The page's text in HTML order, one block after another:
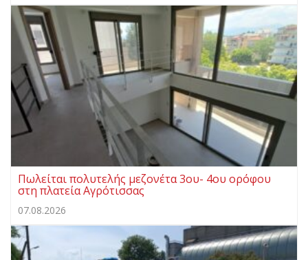
Πωλείται πολυτελής μεζονέτα 3ου- 4ου ορόφου
στη πλατεία Αγρότισσας
07.08.2026